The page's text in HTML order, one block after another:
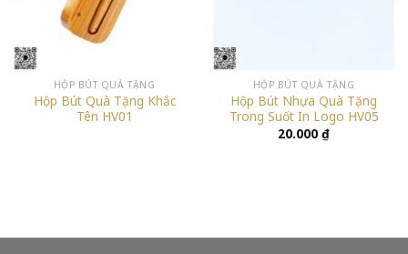
HỘP BÚT QUÀ TẶNG
Hộp Bút Quà Tặng Khắc
Tên HV01
HỘP BÚT QUÀ TẶNG
Hộp Bút Nhựa Quà Tặng
Trong Suốt In Logo HV05
20.000 ₫